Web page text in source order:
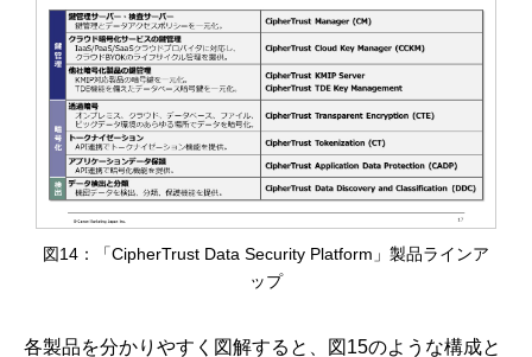
図14：「CipherTrust Data Security Platform」製品ラインア
ップ
各製品を分かりやすく図解すると、図15のような構成と